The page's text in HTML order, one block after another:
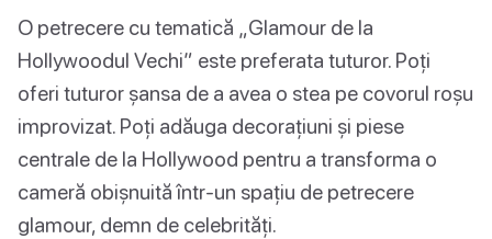
O petrecere cu tematică „Glamour de la
Hollywoodul Vechi” este preferata tuturor. Poți
oferi tuturor șansa de a avea o stea pe covorul roșu
improvizat. Poți adăuga decorațiuni și piese
centrale de la Hollywood pentru a transforma o
cameră obișnuită într-un spațiu de petrecere
glamour, demn de celebrități.